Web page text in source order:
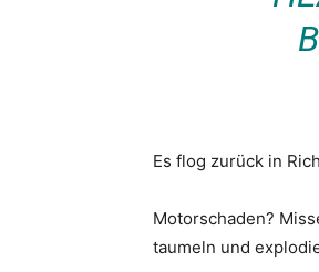
Es flog zurück in
Motorschaden?
taumeln und